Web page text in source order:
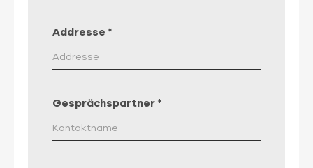
Addresse *
Gesprächspartner *